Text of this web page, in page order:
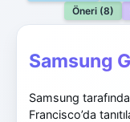
Öneri (8)
Samsung
Samsung
Francisco’da